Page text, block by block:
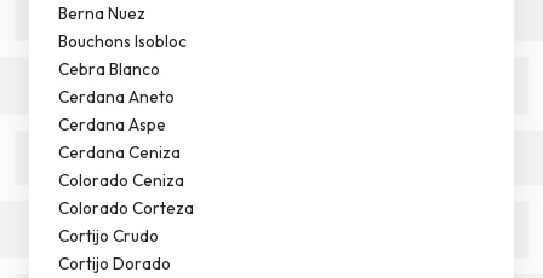
Berna Nuez
Bouchons Isobloc
Cebra Blanco
Cerdana Aneto
Cerdana Aspe
Cerdana Ceniza
Colorado Ceniza
Colorado Corteza
Cortijo Crudo
Cortijo Dorado